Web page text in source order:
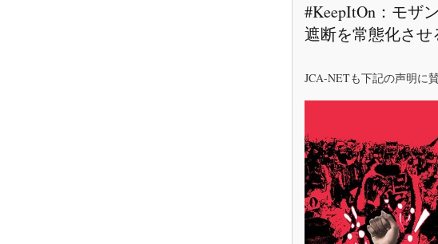
#KeepItOn：モザ
遮断を常態化さ
JCA-NETも下記の声明に